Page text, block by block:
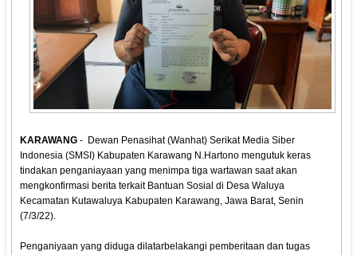
KARAWANG - Dewan Penasihat (Wanhat) Serikat Media Siber
Indonesia (SMSI) Kabupaten Karawang N.Hartono mengutuk keras
tindakan penganiayaan yang menimpa tiga wartawan saat akan
mengkonfirmasi berita terkait Bantuan Sosial di Desa Waluya
Kecamatan Kutawaluya Kabupaten Karawang, Jawa Barat, Senin
(7/3/22).
Penganiyaan yang diduga dilatarbelakangi pemberitaan dan tugas